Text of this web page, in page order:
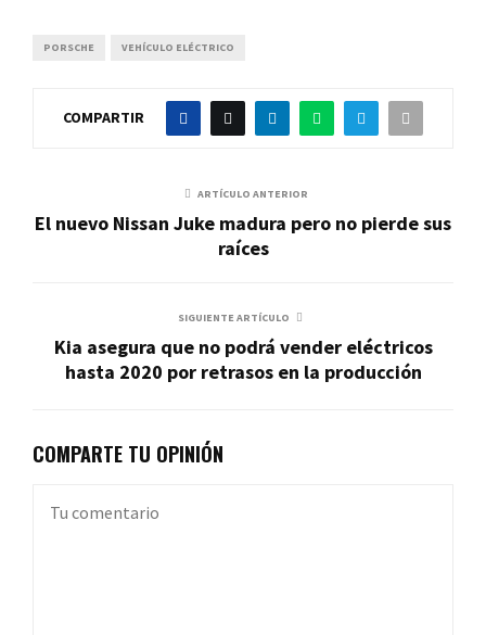
PORSCHE VEHÍCULO ELÉCTRICO
COMPARTIR
ARTÍCULO ANTERIOR
El nuevo Nissan Juke madura pero no pierde sus
raíces
SIGUIENTE ARTÍCULO
Kia asegura que no podrá vender eléctricos
hasta 2020 por retrasos en la producción
COMPARTE TU OPINIÓN